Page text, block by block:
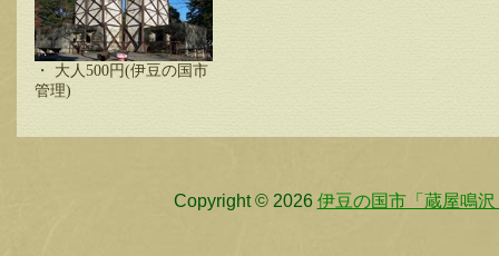
・ 大人500円(伊豆の国市
管理)
Copyright © 2026 伊豆の国市「蔵屋鳴